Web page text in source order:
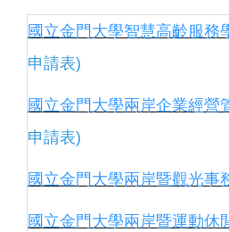
國立金門大學智慧高齡服務
申請表)
國立金門大學兩岸企業經營
申請表)
國立金門大學兩岸暨觀光事
國立金門大學兩岸暨運動休